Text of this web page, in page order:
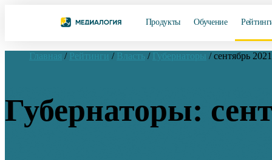
Продукты Обучение
Главная / Рейтинги / Власть / Губернаторы / сентябрь 2021
Губернаторы: